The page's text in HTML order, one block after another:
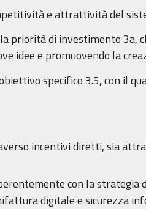
e attrattività del
priorità di investimento 3a,
idee e promuovendo la
specifico 3.5, con il
incentivi diretti, sia
con la strategia
digitale e sicurezza